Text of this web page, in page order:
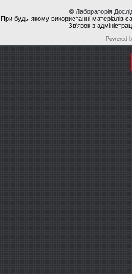
© Лабораторія
При будь-якому використанні матеріалів
Зв'язок з
Powered